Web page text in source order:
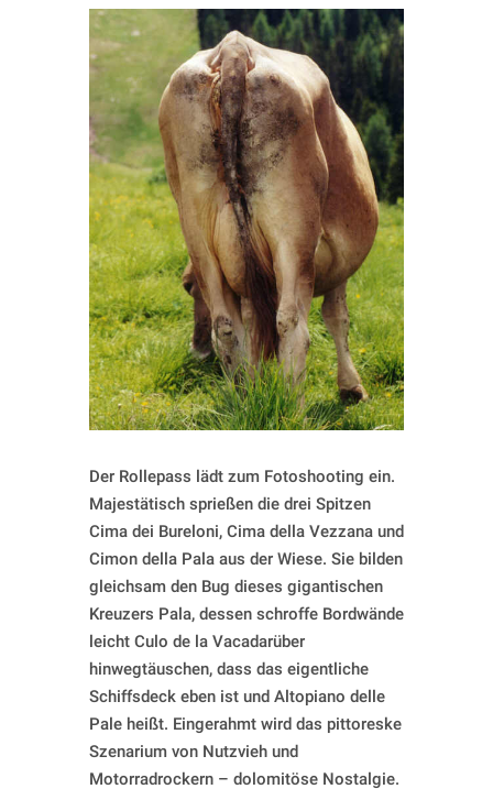
Der Rollepass lädt zum Fotoshooting ein.
Majestätisch sprießen die drei Spitzen
Cima dei Bureloni, Cima della Vezzana und
Cimon della Pala aus der Wiese. Sie bilden
gleichsam den Bug dieses gigantischen
Kreuzers Pala, dessen schroffe Bordwände
leicht Culo de la Vacadarüber
hinwegtäuschen, dass das eigentliche
Schiffsdeck eben ist und Altopiano delle
Pale heißt. Eingerahmt wird das pittoreske
Szenarium von Nutzvieh und
Motorradrockern – dolomitöse Nostalgie.